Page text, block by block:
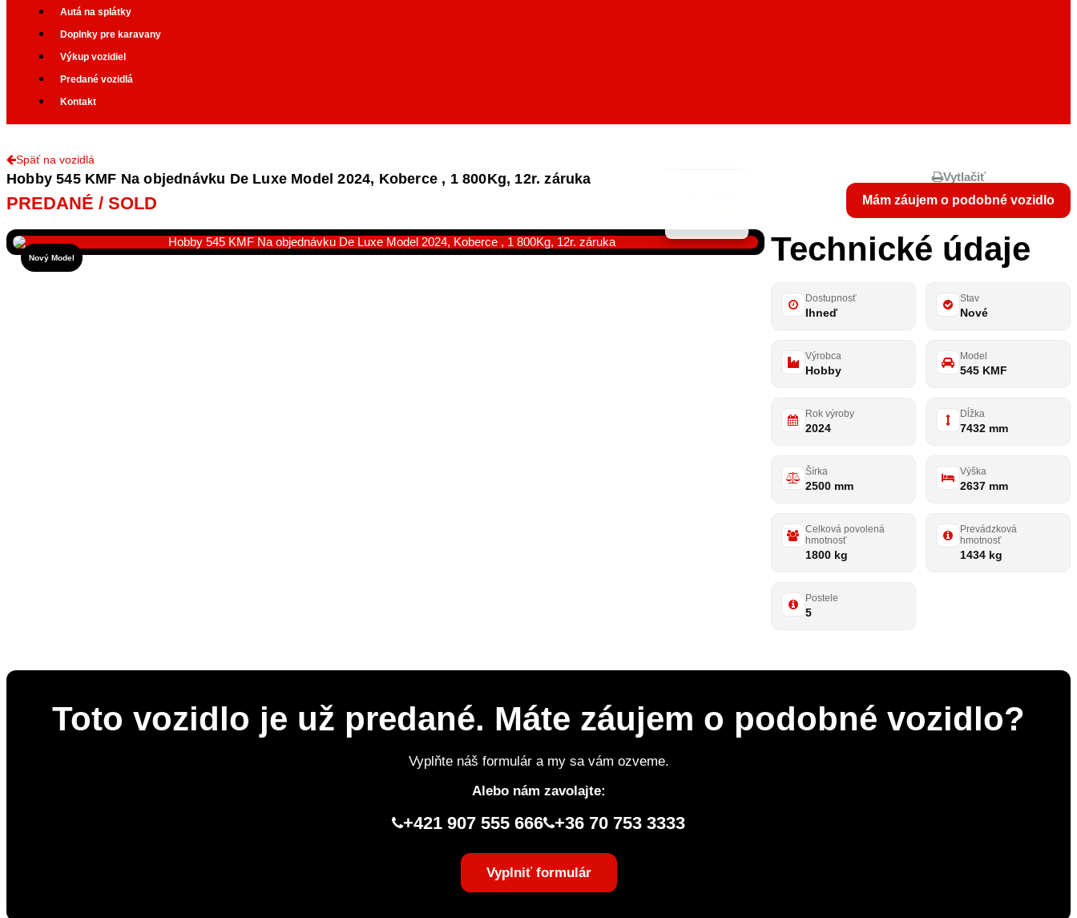
Autá na splátky
Doplnky pre karavany
Výkup vozidiel
Predané vozidlá
Kontakt
Späť na vozidlá
Hobby 545 KMF Na objednávku De Luxe Model 2024, Koberce , 1 800Kg, 12r. záruka
PREDANÉ / SOLD
Vytlačiť
Mám záujem o podobné vozidlo
Nový Model Technické údaje
Dostupnosť
Ihneď
Stav
Nové
Výrobca
Hobby
Model
545 KMF
Rok výroby
2024
Dĺžka
7432 mm
Šírka
2500 mm
Výška
2637 mm
Celková povolená
hmotnosť
1800 kg
Prevádzková
hmotnosť
1434 kg
Postele
5
Toto vozidlo je už predané. Máte záujem o podobné vozidlo?
Vyplňte náš formulár a my sa vám ozveme.
Alebo nám zavolajte:
+421 907 555 666 +36 70 753 3333
Vyplniť formulár